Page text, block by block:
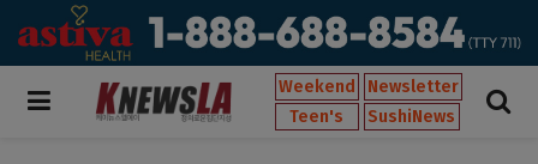
Weekend
Newsletter
Teen's
SushiNews